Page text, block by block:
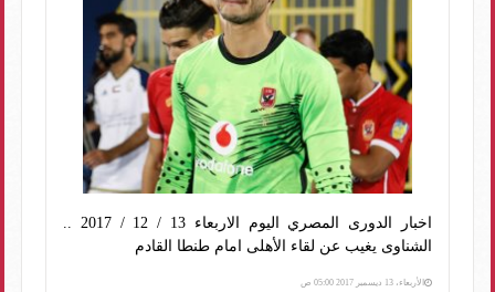
اخبار الدورى المصري اليوم الاربعاء 13 / 12 / 2017 ..
الشناوى يغيب عن لقاء الأهلى امام طنطا القادم
الأربعاء، 13 ديسمبر 2017 05:00 ص